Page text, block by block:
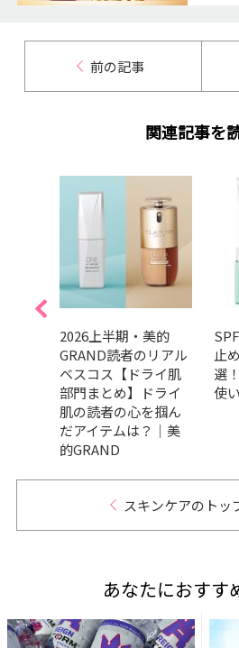
前の記事
関連記事を
2026上半期・美的
GRAND読者のリアル
ベスコス【ドライ肌
部門まとめ】ドライ
肌の読者の心を掴ん
だアイテムは？｜美
的GRAND
止
選
使
スキンケアのトッ
あなたにおすす